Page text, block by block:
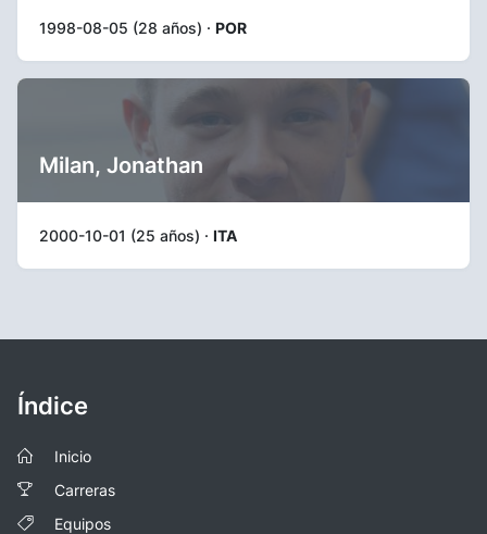
1998-08-05 (28 años) · POR
Milan, Jonathan
2000-10-01 (25 años) · ITA
Índice
Inicio
Carreras
Equipos